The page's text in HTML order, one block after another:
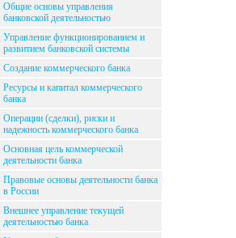
Общие основы управления
банковской деятельностью
Управление функционированием и
развитием банковской системы
Создание коммерческого банка
Ресурсы и капитал коммерческого
банка
Операции (сделки), риски и
надежность коммерческого банка
Основная цель коммерческой
деятельности банка
Правовые основы деятельности банка
в России
Внешнее управление текущей
деятельностью банка